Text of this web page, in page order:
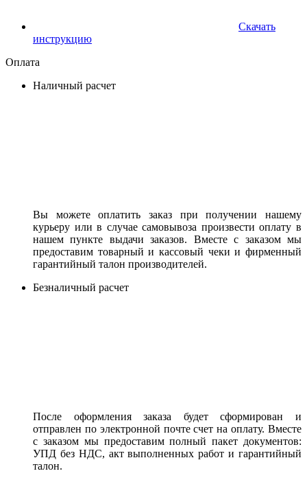
Скачать
инструкцию
Оплата
Наличный расчет
Вы можете оплатить заказ при получении нашему
курьеру или в случае самовывоза произвести оплату в
нашем пункте выдачи заказов. Вместе с заказом мы
предоставим товарный и кассовый чеки и фирменный
гарантийный талон производителей.
Безналичный расчет
После оформления заказа будет сформирован и
отправлен по электронной почте счет на оплату. Вместе
с заказом мы предоставим полный пакет документов:
УПД без НДС, акт выполненных работ и гарантийный
талон.